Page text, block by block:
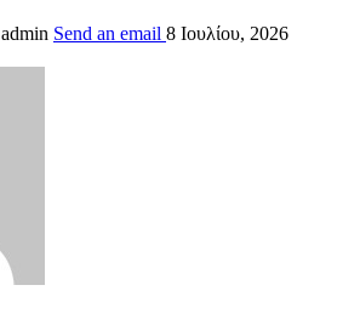
admin Send an email 8 Ιουλίου, 2026